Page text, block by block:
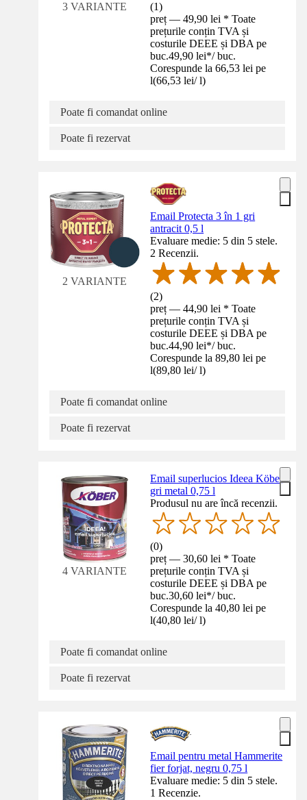
3 VARIANTE (1)
preț — 49,90 lei * Toate
prețurile conțin TVA și
costurile DEEE și DBA pe
buc.49,90 lei*/ buc.
Corespunde la 66,53 lei pe
l(66,53 lei/ l)
Poate fi comandat online
Poate fi rezervat
2 VARIANTE
Email Protecta 3 în 1 gri
antracit 0,5 l
Evaluare medie: 5 din 5 stele.
2 Recenzii.
(2)
preț — 44,90 lei * Toate
prețurile conțin TVA și
costurile DEEE și DBA pe
buc.44,90 lei*/ buc.
Corespunde la 89,80 lei pe
l(89,80 lei/ l)
Poate fi comandat online
Poate fi rezervat
4 VARIANTE
Email superlucios Ideea Köber
gri metal 0,75 l
Produsul nu are încă recenzii.
(0)
preț — 30,60 lei * Toate
prețurile conțin TVA și
costurile DEEE și DBA pe
buc.30,60 lei*/ buc.
Corespunde la 40,80 lei pe
l(40,80 lei/ l)
Poate fi comandat online
Poate fi rezervat
Email pentru metal Hammerite
fier forjat, negru 0,75 l
Evaluare medie: 5 din 5 stele.
1 Recenzie.